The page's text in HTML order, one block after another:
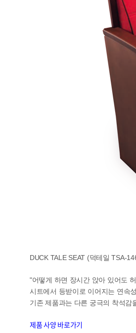
DUCK TALE SEAT (덕테일 TSA-
"어떻게 하면 장시간 앉아 있어도
시트에서 등받이로 이어지는 연속
기존 제품과는 다른 궁극의 착석감
제품 사양 바로가기